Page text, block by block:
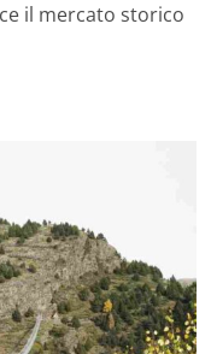
il mercato storico